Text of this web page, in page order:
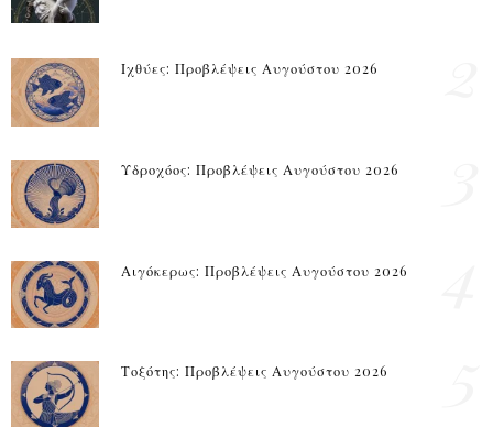
Ιχθύες: Προβλέψεις Αυγούστου 2026
Υδροχόος: Προβλέψεις Αυγούστου 2026
Αιγόκερως: Προβλέψεις Αυγούστου 2026
Τοξότης: Προβλέψεις Αυγούστου 2026